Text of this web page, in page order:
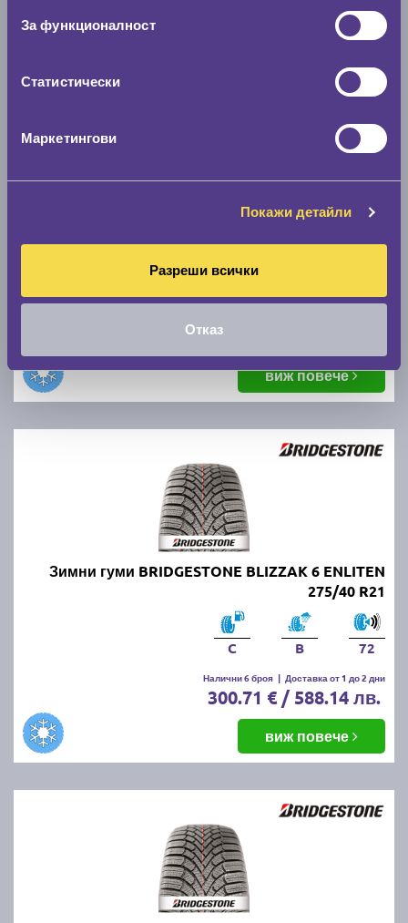
За функционалност
Статистически
Маркетингови
Покажи детайли
Разреши всички
Отказ
виж повече
Зимни гуми BRIDGESTONE BLIZZAK 6 ENLITEN
298.42 € / 583.66 лв.
виж повече
Зимни гуми BRIDGESTONE BLIZZAK 6 ENLITEN
275/40 R21
C B 72
Налични 6 броя | Доставка от 1 до 2 дни
300.71 € / 588.14 лв.
виж повече